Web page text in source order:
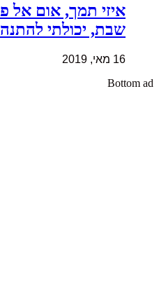
איזי תמך, אום
שבת, יכולתי
16 מאי, 2019
Bottom ad